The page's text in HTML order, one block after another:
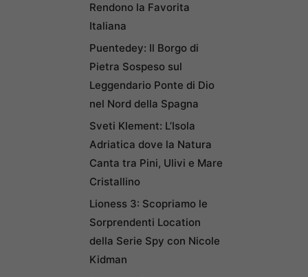
Rendono la Favorita
Italiana
Puentedey: Il Borgo di
Pietra Sospeso sul
Leggendario Ponte di Dio
nel Nord della Spagna
Sveti Klement: L’Isola
Adriatica dove la Natura
Canta tra Pini, Ulivi e Mare
Cristallino
Lioness 3: Scopriamo le
Sorprendenti Location
della Serie Spy con Nicole
Kidman